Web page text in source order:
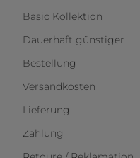
Basic Kollektion
Dauerhaft günstiger
Bestellung
Versandkosten
Lieferung
Zahlung